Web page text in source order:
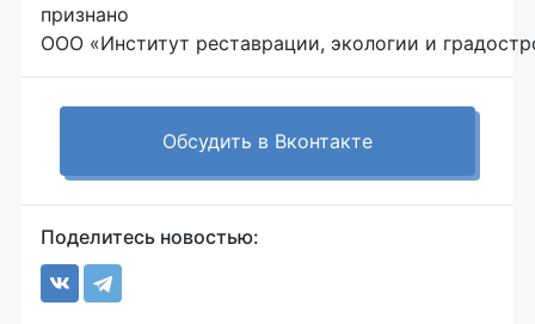
признано
ООО «Институт реставрации, экологии и
Обсудить в Вконтакте
Поделитесь новостью: